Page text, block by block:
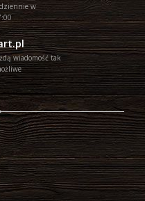
w
wiadomość tak